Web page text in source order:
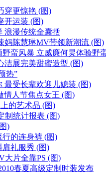
穿更惊艳 (图)
开运装 (图)
浪漫传统全囊括
妈陈慧琳MV带领新潮流 (图)
蛮风暴 立威廉何炅体验野
洁展完美甜蜜造型 (图)
热”
最受长辈欢迎儿媳装 (图)
情人节焦点女王 (图)
的艺术品 (图)
制统计报表 (图)
)
行的连身裤 (图)
礼服秀 (图)
大片全靠PS (图)
春夏高级定制时装发布